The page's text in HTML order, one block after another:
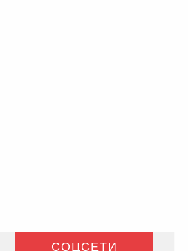
СОЦСЕТИ